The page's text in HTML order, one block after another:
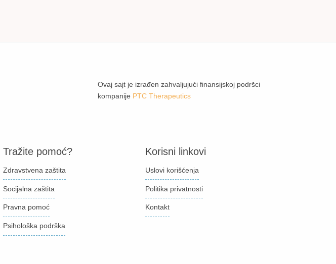
Ovaj sajt je izrađen zahvaljujući finansijskoj podršci
kompanije PTC Therapeutics
Tražite pomoć?
Zdravstvena zaštita
Socijalna zaštita
Pravna pomoć
Psihološka podrška
Korisni linkovi
Uslovi korišćenja
Politika privatnosti
Kontakt